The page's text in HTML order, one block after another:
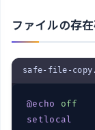
ファイルの存
safe-file-
@echo
off
setlocal